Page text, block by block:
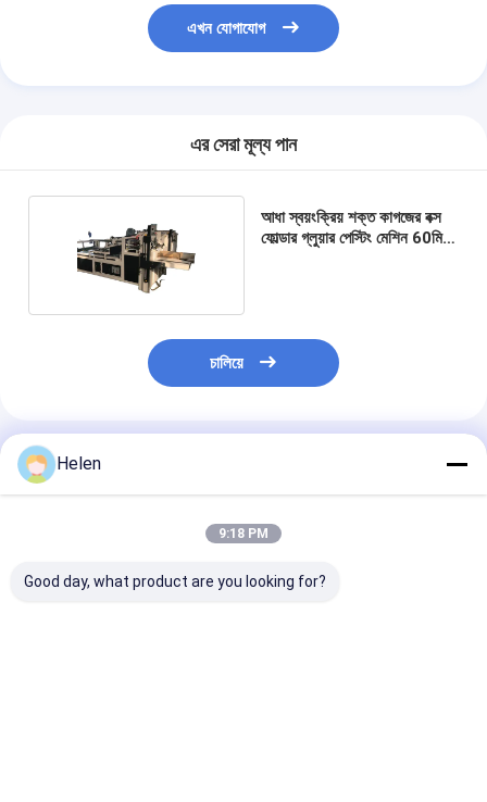
এখন যোগাযোগ
এর সেরা মূল্য পান
আধা স্বয়ংক্রিয় শক্ত কাগজের বক্স
ফোল্ডার গ্লুয়ার পেস্টিং মেশিন 60মি/
চালিয়ে
প্রস্তাবিত পণ্য
Helen
9:18 PM
Good day, what product are you looking for?